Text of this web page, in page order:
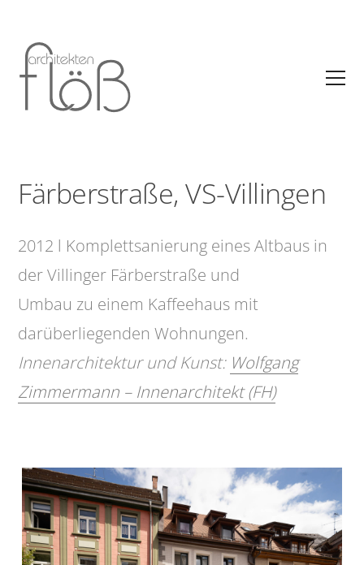
Färberstraße, VS-Villingen
2012 l Komplettsanierung eines Altbaus in
der Villinger Färberstraße und
Umbau zu einem Kaffeehaus mit
darüberliegenden Wohnungen.
Innenarchitektur und Kunst: Wolfgang
Zimmermann – Innenarchitekt (FH)